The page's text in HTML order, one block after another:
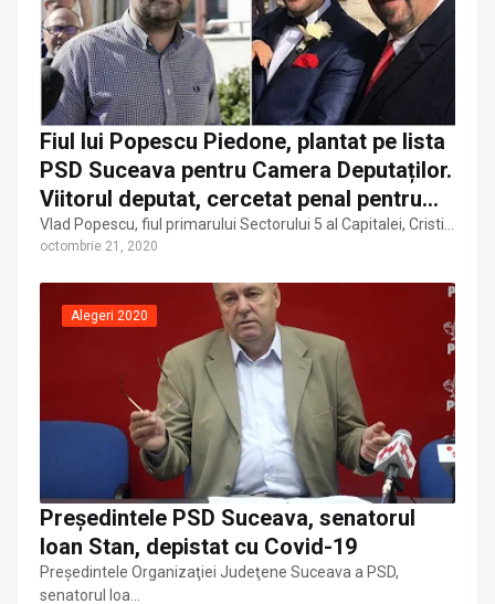
Fiul lui Popescu Piedone, plantat pe lista
PSD Suceava pentru Camera Deputaților.
Viitorul deputat, cercetat penal pentru
contracte cu primăria condusă de tatăl
său
Vlad Popescu, fiul primarului Sectorului 5 al Capitalei, Cristi…
octombrie 21, 2020
Alegeri 2020
Președintele PSD Suceava, senatorul
Ioan Stan, depistat cu Covid-19
Preşedintele Organizaţiei Judeţene Suceava a PSD,
senatorul Ioa…